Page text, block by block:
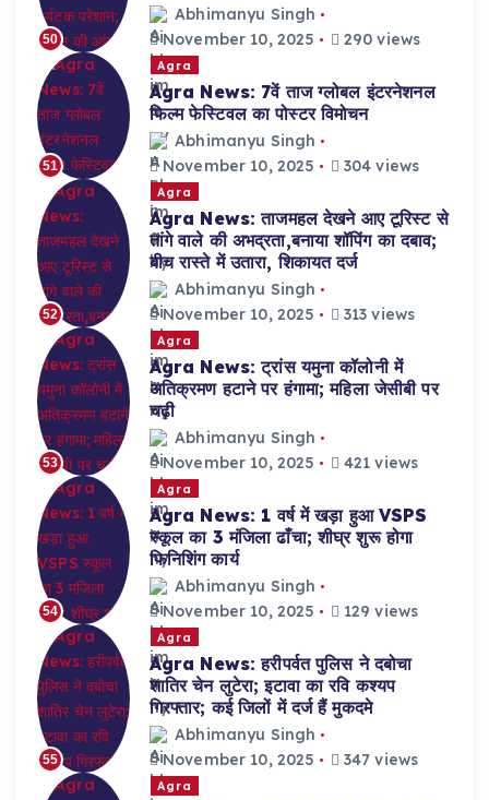
50
Abhimanyu Singh
November 10, 2025
290 views
51
Agra
Agra News: 7वें ताज ग्लोबल इंटरनेशनल
फिल्म फेस्टिवल का पोस्टर विमोचन
Abhimanyu Singh
November 10, 2025
304 views
52
Agra
Agra News: ताजमहल देखने आए टूरिस्ट से
तांगे वाले की अभद्रता,बनाया शॉपिंग का दबाव;
बीच रास्ते में उतारा, शिकायत दर्ज
Abhimanyu Singh
November 10, 2025
313 views
53
Agra
Agra News: ट्रांस यमुना कॉलोनी में
अतिक्रमण हटाने पर हंगामा; महिला जेसीबी पर
चढ़ी
Abhimanyu Singh
November 10, 2025
421 views
54
Agra
Agra News: 1 वर्ष में खड़ा हुआ VSPS
स्कूल का 3 मंजिला ढाँचा; शीघ्र शुरू होगा
फिनिशिंग कार्य
Abhimanyu Singh
November 10, 2025
129 views
55
Agra
Agra News: हरीपर्वत पुलिस ने दबोचा
शातिर चेन लुटेरा; इटावा का रवि कश्यप
गिरफ्तार; कई जिलों में दर्ज हैं मुकदमे
Abhimanyu Singh
November 10, 2025
347 views
Agra